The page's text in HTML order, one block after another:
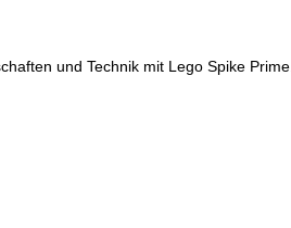
und Technik mit Lego Spike Prime.